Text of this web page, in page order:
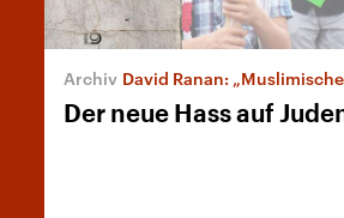
David Ranan: „Muslimischer
Der neue Hass auf